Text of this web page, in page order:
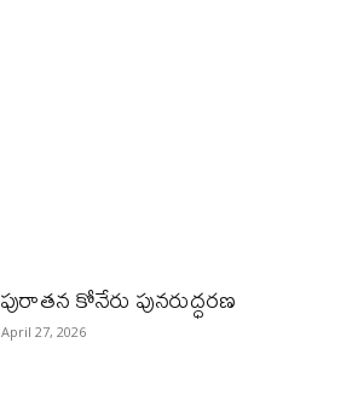
పురాత‌న కోనేరు పున‌రుద్ధ‌ర‌ణ
April 27, 2026